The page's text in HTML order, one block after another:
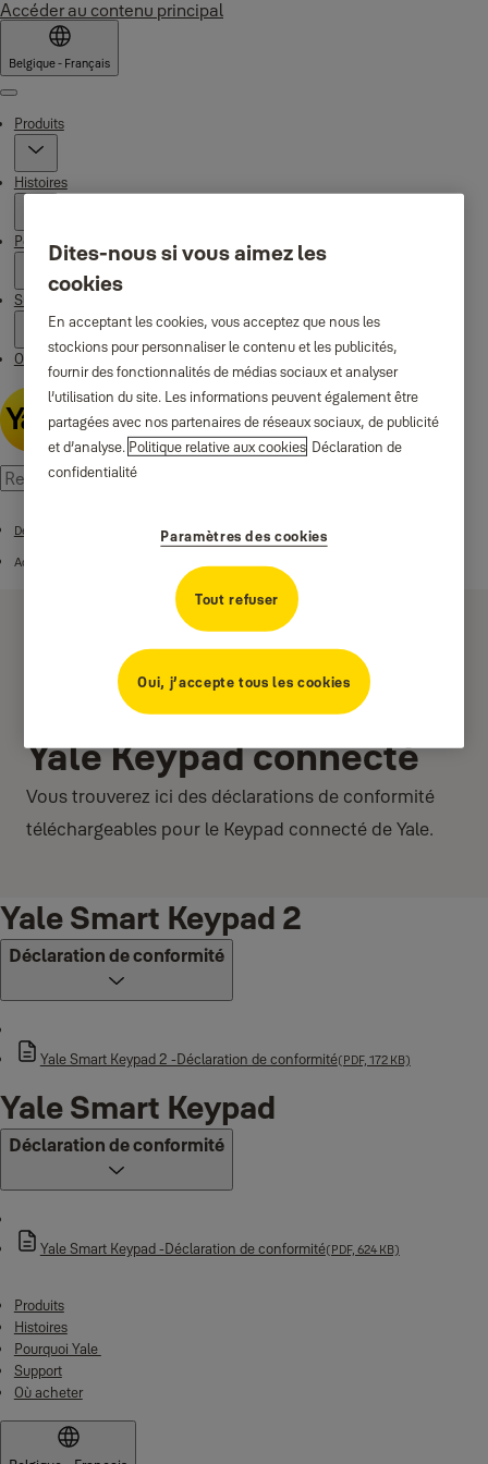
Accéder au contenu principal
Belgique - Français
Menu
Produits
Histoires
Pourquoi Yale
Support
Où acheter
Déclaration de conformité
Accessoires pour serrures de porte connectées
Yale Keypad connecté
Vous trouverez ici des déclarations de conformité
téléchargeables pour le Keypad connecté de Yale.
Yale Smart Keypad 2
Déclaration de conformité
Yale Smart Keypad 2 -Déclaration de conformité(PDF, 172 KB)
Yale Smart Keypad
Déclaration de conformité
Yale Smart Keypad -Déclaration de conformité(PDF, 624 KB)
Produits
Histoires
Pourquoi Yale
Support
Où acheter
Dites-nous si vous aimez les
cookies
En acceptant les cookies, vous acceptez que nous les
stockions pour personnaliser le contenu et les publicités,
fournir des fonctionnalités de médias sociaux et analyser
l’utilisation du site. Les informations peuvent également être
partagées avec nos partenaires de réseaux sociaux, de publicité
et d’analyse. Politique relative aux cookies Déclaration de
confidentialité
Paramètres des cookies
Tout refuser
Oui, j’accepte tous les cookies